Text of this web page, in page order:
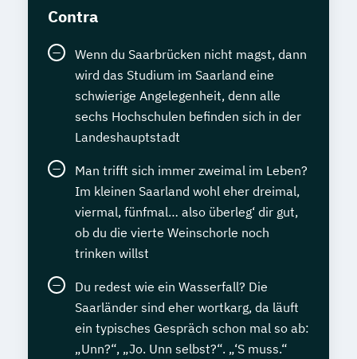
Contra
Wenn du Saarbrücken nicht magst, dann
wird das Studium im Saarland eine
schwierige Angelegenheit, denn alle
sechs Hochschulen befinden sich in der
Landeshauptstadt
Man trifft sich immer zweimal im Leben?
Im kleinen Saarland wohl eher dreimal,
viermal, fünfmal… also überleg‘ dir gut,
ob du die vierte Weinschorle noch
trinken willst
Du redest wie ein Wasserfall? Die
Saarländer sind eher wortkarg, da läuft
ein typisches Gespräch schon mal so ab:
„Unn?“, „Jo. Unn selbst?“. „‘S muss.“